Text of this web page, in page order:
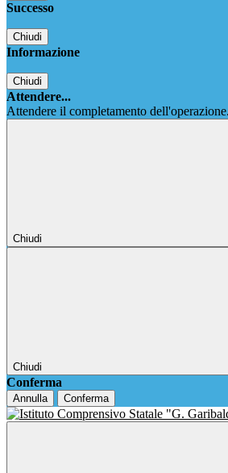
Successo
Chiudi
Informazione
Chiudi
Attendere...
Attendere il completamento
Chiudi
Chiudi
Conferma
Annulla Conferma